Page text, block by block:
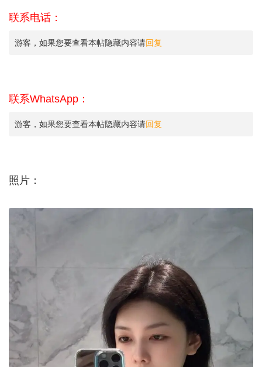
联系电话：
游客，如果您要查看本帖隐藏内容请回复
联系WhatsApp：
游客，如果您要查看本帖隐藏内容请回复
照片：